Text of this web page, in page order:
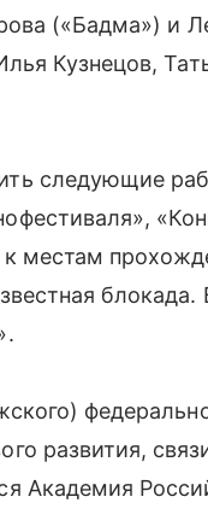
(«Бадма») и
Кузнецов,
следующие
к местам
блокада.
развития,
Академия